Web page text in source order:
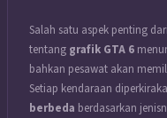
Salah satu aspek penting dari
tentang grafik GTA 6
bahkan pesawat akan
Setiap kendaraan
berbeda berdasarkan